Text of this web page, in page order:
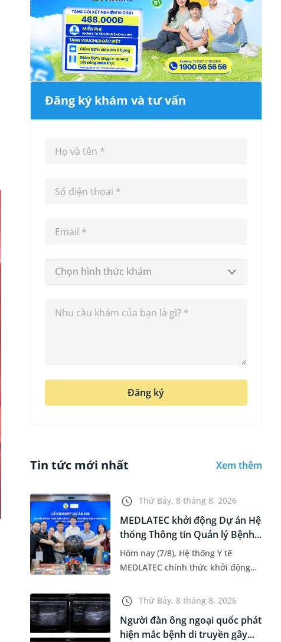
Đăng ký khám và tư vấn
Chọn hình thức khám
Đăng ký
Tin tức mới nhất Xem thêm
Thứ Bảy, 8 tháng 8, 2026
MEDLATEC khởi động Dự án Hệ
thống Thông tin Quản lý Bệnh...
Hôm nay (7/8), Hệ thống Y tế
MEDLATEC chính thức khởi động
Bệnh viện (HIS - Hospital
Information System) giai đoạn mới.
Dự á...
Thứ Bảy, 8 tháng 8, 2026
Người đàn ông ngoại quốc phát
hiện mắc bệnh di truyền gây...